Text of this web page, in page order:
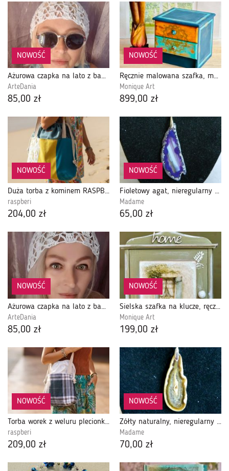
NOWOŚĆ
Ażurowa czapka na lato z bawełny
ArteDania
85,00 zł
NOWOŚĆ
Ręcznie malowana szafka, mebel z duszą, mandala, ceramiczne uchwyty
Monique Art
899,00 zł
NOWOŚĆ
Duża torba z kominem RASPBERI – unikatowa shopperka handmade
raspberi
204,00 zł
NOWOŚĆ
Fioletowy agat, nieregularny kamień, wisior na rzemieniu
Madame
65,00 zł
NOWOŚĆ
Ażurowa czapka na lato z bawełny, biała
ArteDania
85,00 zł
NOWOŚĆ
Sielska szafka na klucze, ręcznie malowana, prezent, rustykalna
Monique Art
199,00 zł
NOWOŚĆ
Torba worek z weluru plecionki w kratę – torba do wózka dziecięcego
raspberi
209,00 zł
NOWOŚĆ
Żółty naturalny, nieregularny agat z kryształem, wisiorek
Madame
70,00 zł